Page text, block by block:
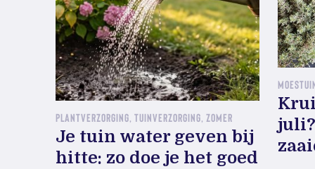
PLANTVERZORGING, TUINVERZORGING, ZOMER
Je tuin water geven bij
hitte: zo doe je het goed